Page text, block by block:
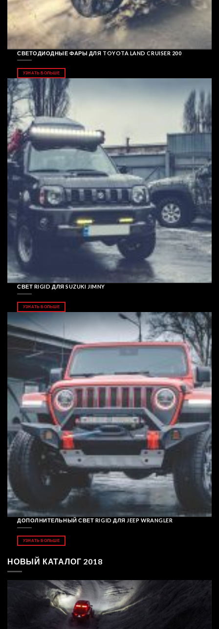
СВЕТОДИОДНЫЕ ФАРЫ ДЛЯ TOYOTA LAND CRUISER 200
УЗНАТЬ БОЛЬШЕ
СВЕТ RIGID ДЛЯ SUZUKI JIMNY
УЗНАТЬ БОЛЬШЕ
ДОПОЛНИТЕЛЬНЫЙ СВЕТ RIGID ДЛЯ JEEP WRANGLER
УЗНАТЬ БОЛЬШЕ
НОВЫЙ КАТАЛОГ 2018